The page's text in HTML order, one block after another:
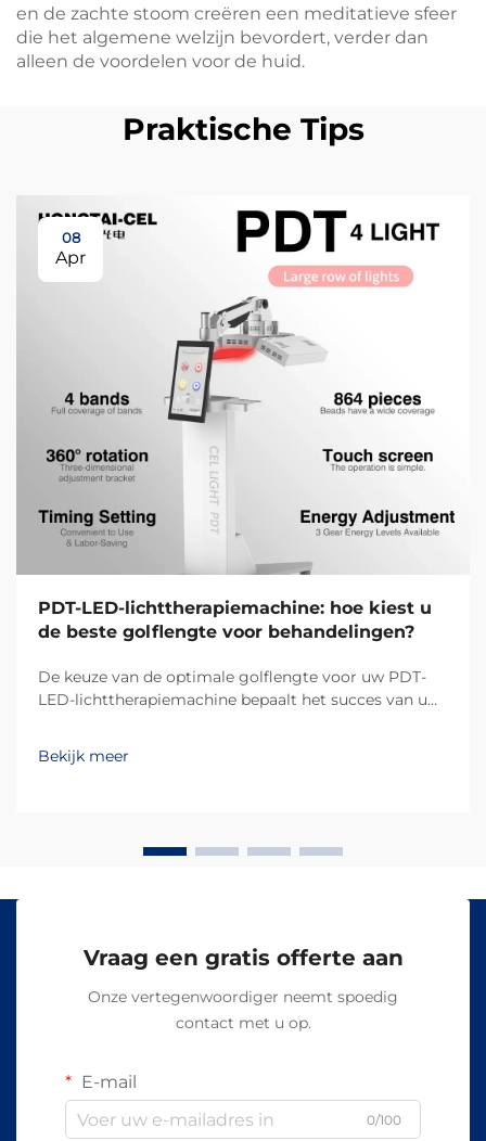
en de zachte stoom creëren een meditatieve sfeer
die het algemene welzijn bevordert, verder dan
alleen de voordelen voor de huid.
Praktische Tips
08
Apr
PDT-LED-lichttherapiemachine: hoe kiest u
de beste golflengte voor behandelingen?
De keuze van de optimale golflengte voor uw PDT-
LED-lichttherapiemachine bepaalt het succes van uw
klanten. Verschillende golflengten dringen op
verschillende dieptes in de huid door en activeren
Bekijk meer
Vraag een gratis offerte aan
Onze vertegenwoordiger neemt spoedig
contact met u op.
E-mail
0/100